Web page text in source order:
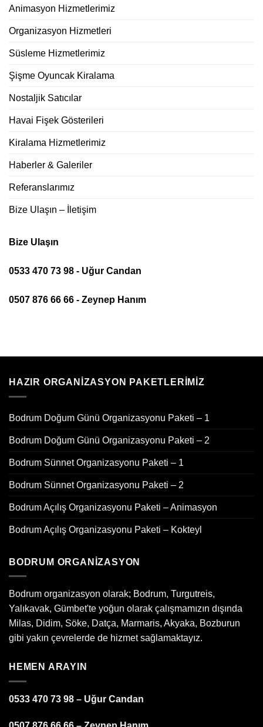
Animasyon Hizmetlerimiz
Organizasyon Hizmetleri
Süsleme Hizmetlerimiz
Şişme Oyuncak Kiralama
Nostaljik Satıcılar
Havai Fişek Gösterileri
Kiralama Hizmetlerimiz
Haberler & Galeriler
Referanslarımız
Bize Ulaşın – İletişim
Bize Ulaşın
0533 470 73 98 - Uğur Candan
0507 876 66 66 - Zeynep Hanım
HAZIR ORGANIZASYON PAKETLERIMIZ
Bodrum Doğum Günü Organizasyonu Paketi – 1
Bodrum Doğum Günü Organizasyonu Paketi – 2
Bodrum Sünnet Organizasyonu Paketi – 1
Bodrum Sünnet Organizasyonu Paketi – 2
Bodrum Açılış Organizasyonu Paketi – Animasyon
Bodrum Açılış Organizasyonu Paketi – Kokteyl
BODRUM ORGANIZASYON
Bodrum organizasyon olarak; Bodrum, Turgutreis,
Yalıkavak, Gümbet'te yoğun olarak çalışmamızın dışında
Milas, Didim, Söke, Datça, Marmaris, Akyaka, Bozburun
gibi yakın çevrelerde de hizmet sağlamaktayız.
HEMEN ARAYIN
0533 470 73 98 – Uğur Candan